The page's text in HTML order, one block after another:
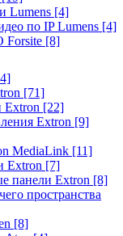
Lumens [4]
по IP Lumens [4]
Forsite [8]
[71]
Extron [22]
Extron [9]
MediaLink [11]
Extron [7]
панели Extron [8]
пространства
[8]